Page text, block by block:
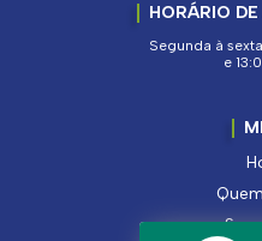
HORÁRIO
Segunda à
e